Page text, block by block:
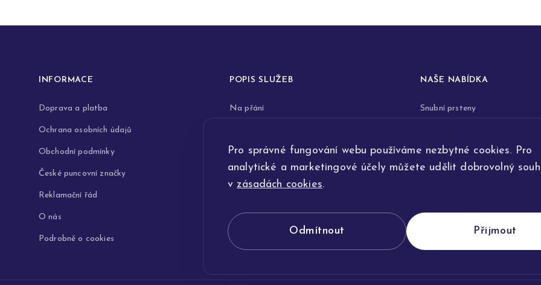
Pro správné fungování webu používáme nezbytné cookies. Pro
analytické a marketingové účely můžete udělit dobrovolný
v zásadách cookies.
Odmítnout Přijmout
INFORMACE
Doprava a platba
Ochrana osobních údajů
Obchodní podmínky
České puncovní značky
Reklamační řád
O nás
Podrobně o cookies
POPIS SLUŽEB
Na přání
Opravy a renovace šperků
Výkup zlata
NAŠE NABÍDKA
Snubní prsteny
Šperky
Na přání